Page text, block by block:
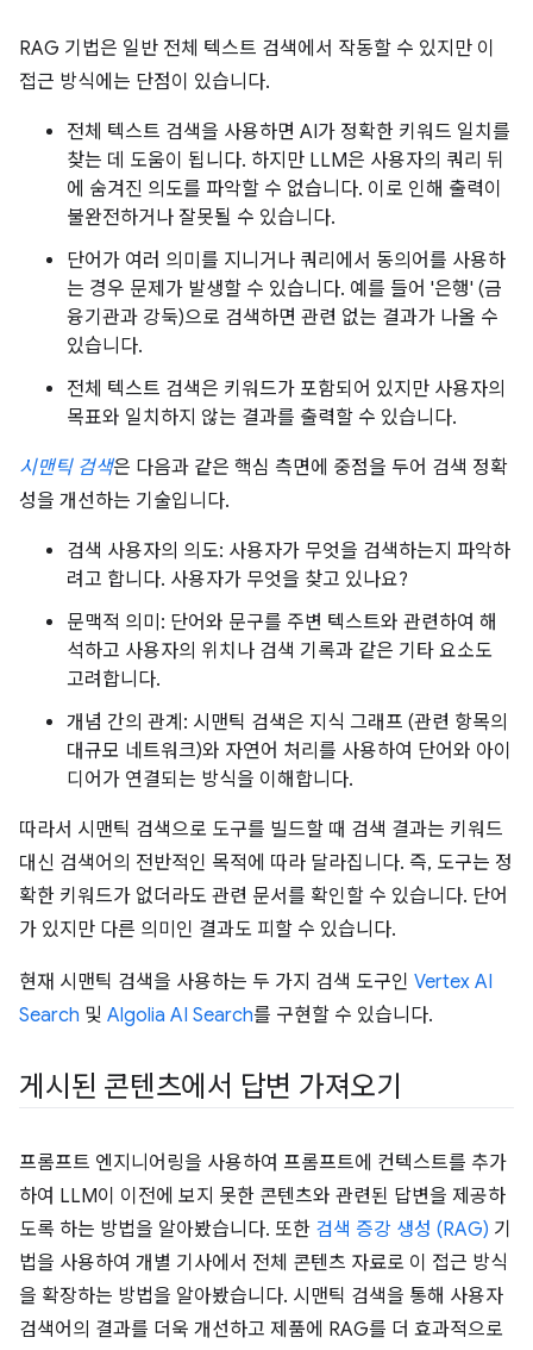
RAG 기법은 일반 전체 텍스트 검색에서 작동할 수 있지만 이
접근 방식에는 단점이 있습니다.
전체 텍스트 검색을 사용하면 AI가 정확한 키워드 일치를
찾는 데 도움이 됩니다. 하지만 LLM은 사용자의 쿼리 뒤
에 숨겨진 의도를 파악할 수 없습니다. 이로 인해 출력이
불완전하거나 잘못될 수 있습니다.
단어가 여러 의미를 지니거나 쿼리에서 동의어를 사용하
는 경우 문제가 발생할 수 있습니다. 예를 들어 '은행' (금
융기관과 강둑)으로 검색하면 관련 없는 결과가 나올 수
있습니다.
전체 텍스트 검색은 키워드가 포함되어 있지만 사용자의
목표와 일치하지 않는 결과를 출력할 수 있습니다.
시맨틱 검색은 다음과 같은 핵심 측면에 중점을 두어 검색 정확
성을 개선하는 기술입니다.
검색 사용자의 의도: 사용자가 무엇을 검색하는지 파악하
려고 합니다. 사용자가 무엇을 찾고 있나요?
문맥적 의미: 단어와 문구를 주변 텍스트와 관련하여 해
석하고 사용자의 위치나 검색 기록과 같은 기타 요소도
고려합니다.
개념 간의 관계: 시맨틱 검색은 지식 그래프 (관련 항목의
대규모 네트워크)와 자연어 처리를 사용하여 단어와 아이
디어가 연결되는 방식을 이해합니다.
따라서 시맨틱 검색으로 도구를 빌드할 때 검색 결과는 키워드
대신 검색어의 전반적인 목적에 따라 달라집니다. 즉, 도구는 정
확한 키워드가 없더라도 관련 문서를 확인할 수 있습니다. 단어
가 있지만 다른 의미인 결과도 피할 수 있습니다.
현재 시맨틱 검색을 사용하는 두 가지 검색 도구인 Vertex AI
Search 및 Algolia AI Search를 구현할 수 있습니다.
게시된 콘텐츠에서 답변 가져오기
프롬프트 엔지니어링을 사용하여 프롬프트에 컨텍스트를 추가
하여 LLM이 이전에 보지 못한 콘텐츠와 관련된 답변을 제공하
도록 하는 방법을 알아봤습니다. 또한 검색 증강 생성 (RAG) 기
법을 사용하여 개별 기사에서 전체 콘텐츠 자료로 이 접근 방식
을 확장하는 방법을 알아봤습니다. 시맨틱 검색을 통해 사용자
검색어의 결과를 더욱 개선하고 제품에 RAG를 더 효과적으로